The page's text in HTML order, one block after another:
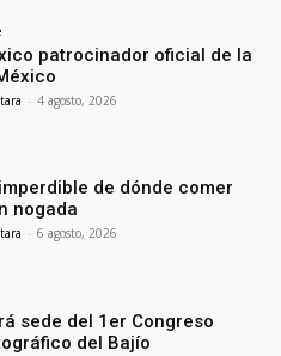
patrocinador oficial de la
- 4 agosto, 2026
de dónde comer
nogada
- 6 agosto, 2026
sede del 1er Congreso
del Bajío